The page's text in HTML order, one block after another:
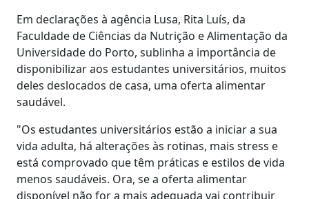
Em declarações à agência Lusa, Rita Luís, da
Faculdade de Ciências da Nutrição e Alimentação da
Universidade do Porto, sublinha a importância de
disponibilizar aos estudantes universitários, muitos
deles deslocados de casa, uma oferta alimentar
saudável.
"Os estudantes universitários estão a iniciar a sua
vida adulta, há alterações às rotinas, mais stress e
está comprovado que têm práticas e estilos de vida
menos saudáveis. Ora, se a oferta alimentar
disponível não for a mais adequada vai contribuir